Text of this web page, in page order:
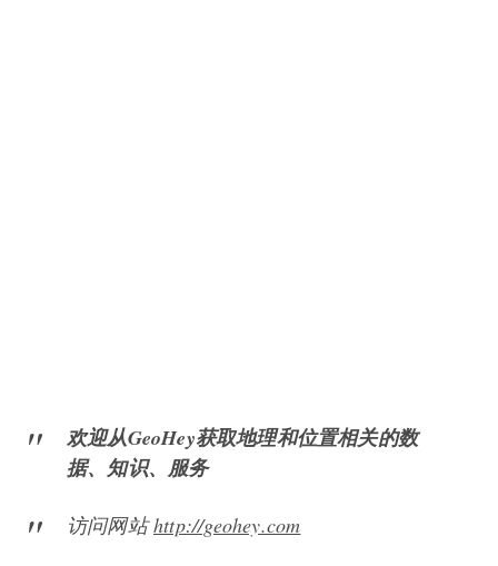
欢迎从GeoHey获取地理和位置相关的数
据、知识、服务
访问网站http://geohey.com